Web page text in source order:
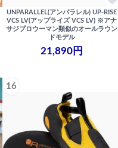
UNPARALLEL(アンパラレル) UP-RISE
VCS LV(アップライズ VCS LV) ※アナ
サジプロウーマン類似のオールラウン
ドモデル
21,890円
16